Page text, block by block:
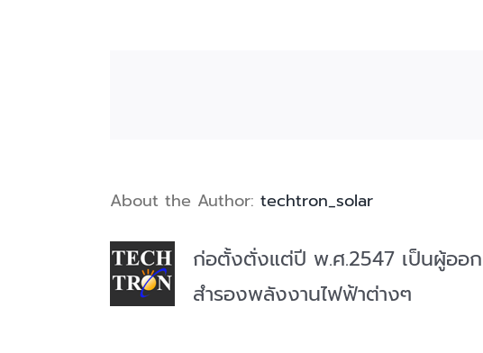
About the Author: techtron_solar
ก่อตั้งตั่งแต่ปี พ.ศ.2547 เป็นผู้ออ
สำรองพลังงานไฟฟ้าต่างๆ